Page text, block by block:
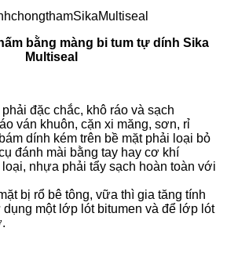
bằng màng bi tum tự dính Sika
Multiseal
đặc chắc, khô ráo và sạch
ván khuôn, cặn xi măng, sơn, rỉ
dính kém trên bề mặt phải loại bỏ
đánh mài bằng tay hay cơ khí
nhựa phải tẩy sạch hoàn toàn với
bị rổ bê tông, vữa thì gia tăng tính
một lớp lót bitumen và để lớp lót